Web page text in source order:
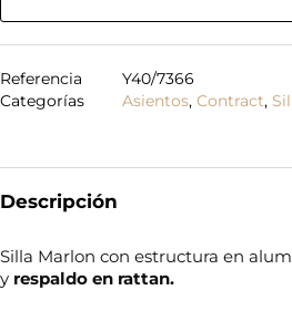
Referencia
Y40/7366
Categorías
Asientos, Contract,
Descripción
Silla Marlon con estructura en
y respaldo en rattan.